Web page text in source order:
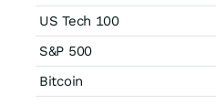
US Tech 100
S&P 500
Bitcoin